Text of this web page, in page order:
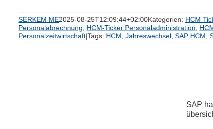
SERKEM ME2025-08-25T12:09:44+02:00Kategorien: HCM
Personalabrechnung
HCM-Ticker Personaladministration
Personalzeitwirtschaft|Tags: HCM Jahreswechsel SAP HCM
SAP